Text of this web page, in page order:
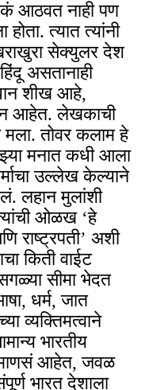
आठवत नाही पण
त्यात त्यांनी
सेक्युलर देश
असतानाही
शीख आहे,
आहेत. लेखकाची
तोवर कलाम हे
मनात कधी आला
उल्लेख केल्याने
लहान मुलांशी
ओळख ‘हे
राष्ट्रपती’ अशी
किती वाईट
सीमा भेदत
धर्म, जात
व्यक्तिमत्वाने
भारतीय
आहेत, जवळ
भारत देशाला